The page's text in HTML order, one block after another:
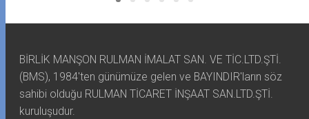
BİRLİK MANŞON RULMAN İMALAT SAN. VE TİC.LTD.ŞTİ.
(BMS), 1984'ten günümüze gelen ve BAYINDIR'ların söz
sahibi olduğu RULMAN TİCARET İNŞAAT SAN.LTD.ŞTİ.
kuruluşudur.